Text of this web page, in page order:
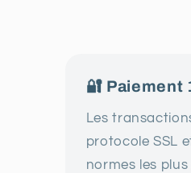
🔐 Paiement
Les
protocole SSL
normes les